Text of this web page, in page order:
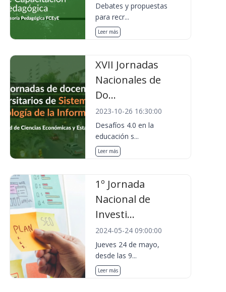
Debates y propuestas
para recr...
Leer más
XVII Jornadas
Nacionales de
Do...
2023-10-26 16:30:00
Desafíos 4.0 en la
educación s...
Leer más
1º Jornada
Nacional de
Investi...
2024-05-24 09:00:00
Jueves 24 de mayo,
desde las 9...
Leer más